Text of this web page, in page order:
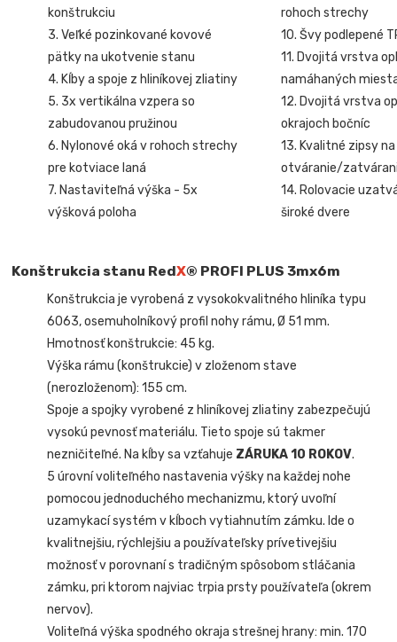
konštrukciu
3. Veľké pozinkované kovové
pätky na ukotvenie stanu
4. Kĺby a spoje z hliníkovej zliatiny
5. 3x vertikálna vzpera so
zabudovanou pružinou
6. Nylonové oká v rohoch strechy
pre kotviace laná
7. Nastaviteľná výška - 5x
výšková poloha
rohoch strechy
10. Švy podlepené
11. Dvojitá vrstva
namáhaných
12. Dvojitá vrstva
okrajoch bočníc
13. Kvalitné zipsy na
otváranie/
14. Rolovacie
široké dvere
Konštrukcia stanu RedX® PROFI PLUS 3mx6m
Konštrukcia je vyrobená z vysokokvalitného hliníka typu
6063, osemuholníkový profil nohy rámu, Ø 51 mm.
Hmotnosť konštrukcie: 45 kg.
Výška rámu (konštrukcie) v zloženom stave
(nerozloženom): 155 cm.
Spoje a spojky vyrobené z hliníkovej zliatiny zabezpečujú
vysokú pevnosť materiálu. Tieto spoje sú takmer
nezničiteľné. Na kĺby sa vzťahuje ZÁRUKA 10 ROKOV.
5 úrovní voliteľného nastavenia výšky na každej nohe
pomocou jednoduchého mechanizmu, ktorý uvoľní
uzamykací systém v kĺboch vytiahnutím zámku. Ide o
kvalitnejšiu, rýchlejšiu a používateľsky prívetivejšiu
možnosť v porovnaní s tradičným spôsobom stláčania
zámku, pri ktorom najviac trpia prsty používateľa (okrem
nervov).
Voliteľná výška spodného okraja strešnej hrany: min. 170